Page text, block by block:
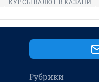
КУРСЫ ВАЛЮТ В КАЗАНИ
Рубрики